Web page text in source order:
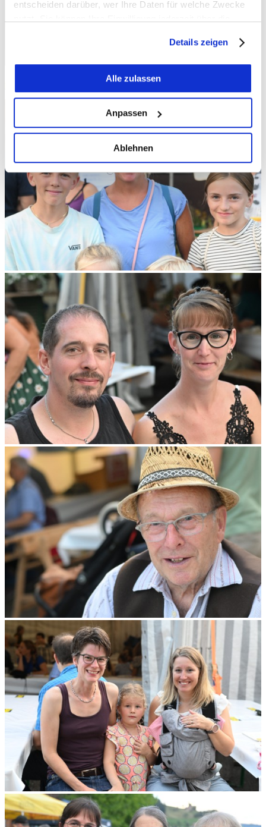
entscheiden darüber, wer Ihre Daten für welche Zwecke
Trigger Symbol ändern oder widerrufen
Wenn Sie es erlauben, würden wir auch gerne:
Informationen über Ihre geografische Lage
Ihr Gerät durch aktives Scannen nach
bestimmten Merkmalen (Fingerprinting) identifizieren
Erfahren Sie mehr darüber, wie Ihre persönlichen Daten
verarbeitet werden, und legen Sie Ihre Präferenzen im
Abschnitt Einzelheitenfest.
Wir verwenden Cookies, um Inhalte und Anzeigen zu
personalisieren, Funktionen für soziale Medien anbieten
zu können und die Zugriffe auf unsere Website zu
analysieren. Außerdem geben wir Informationen zu Ihrer
Verwendung unserer Website an unsere Partner für
soziale Medien, Werbung und Analysen weiter. Unsere
Partner führen diese Informationen möglicherweise mit
weiteren Daten zusammen, die Sie ihnen bereitgestellt
haben oder die sie im Rahmen Ihrer Nutzung der Dienste
gesammelt haben.
Details zeigen
Alle zulassen
Anpassen
Ablehnen